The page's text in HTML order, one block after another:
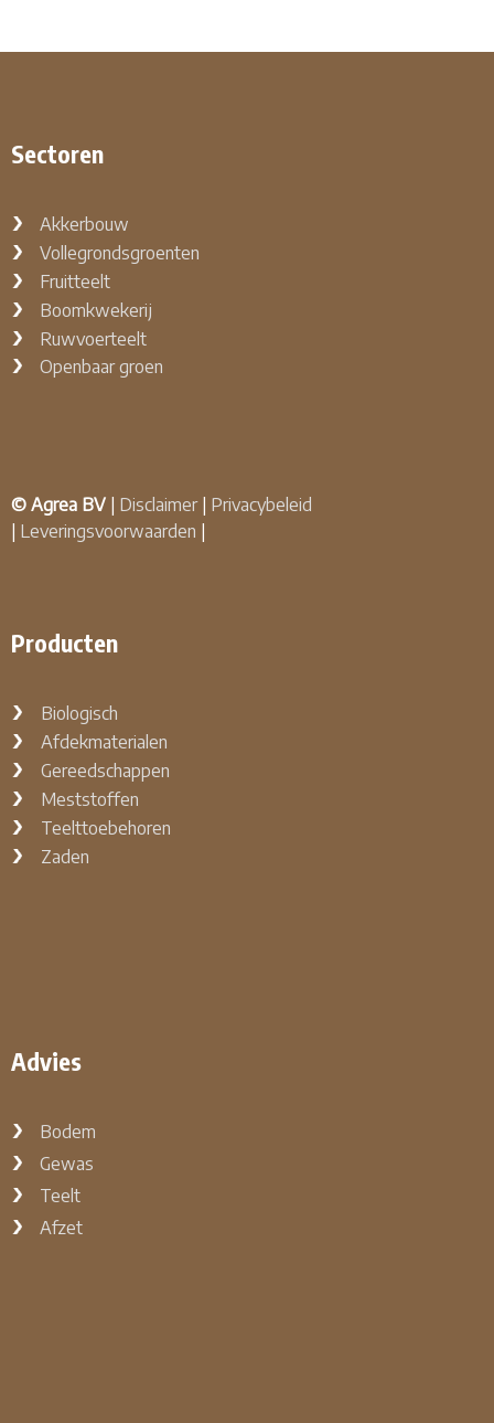
Sectoren
Akkerbouw
Vollegrondsgroenten
Fruitteelt
Boomkwekerij
Ruwvoerteelt
Openbaar groen
© Agrea BV | Disclaimer| Privacybeleid
| Leveringsvoorwaarden |
Producten
Biologisch
Afdekmaterialen
Gereedschappen
Meststoffen
Teelttoebehoren
Zaden
Advies
Bodem
Gewas
Teelt
Afzet